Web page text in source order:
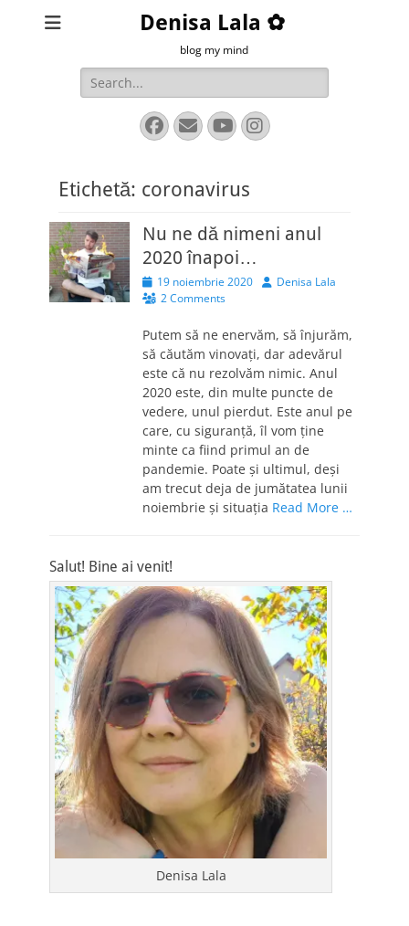
Denisa Lala ✿
blog my mind
Search
for:
Facebook
EmailYouTube
Instagram
Etichetă: coronavirus
Nu ne dă nimeni anul
2020 înapoi…
Posted
on
19 noiembrie 2020 AuthorDenisa Lala
2 Comments
Putem să ne enervăm, să înjurăm,
să căutăm vinovați, dar adevărul
este că nu rezolvăm nimic. Anul
2020 este, din multe puncte de
vedere, unul pierdut. Este anul pe
care, cu siguranță, îl vom ține
minte ca fiind primul an de
pandemie. Poate și ultimul, deși
am trecut deja de jumătatea lunii
noiembrie și situația Read More …
Salut! Bine ai venit!
Denisa Lala